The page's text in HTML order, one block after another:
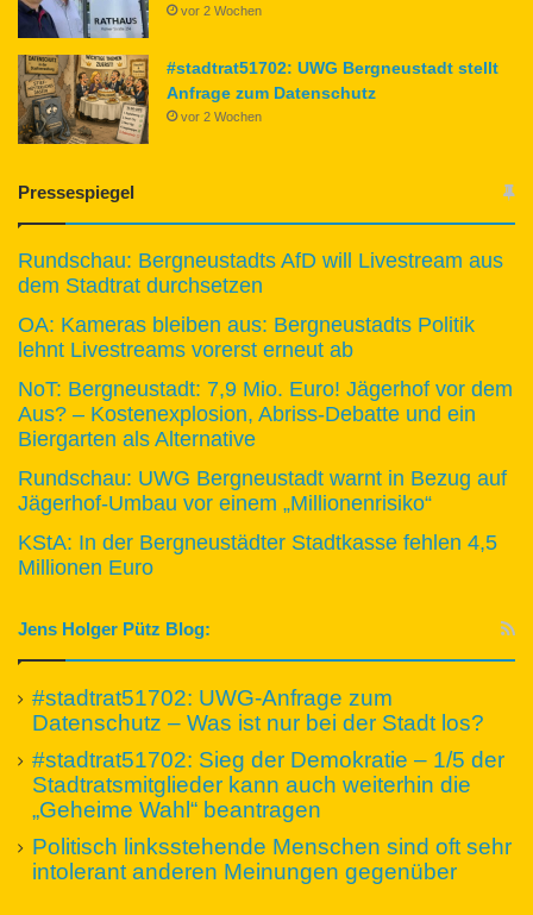
vor 2 Wochen
#stadtrat51702: UWG Bergneustadt stellt
Anfrage zum Datenschutz
vor 2 Wochen
Pressespiegel
Rundschau: Bergneustadts AfD will Livestream aus
dem Stadtrat durchsetzen
OA: Kameras bleiben aus: Bergneustadts Politik
lehnt Livestreams vorerst erneut ab
NoT: Bergneustadt: 7,9 Mio. Euro! Jägerhof vor dem
Aus? – Kostenexplosion, Abriss-Debatte und ein
Biergarten als Alternative
Rundschau: UWG Bergneustadt warnt in Bezug auf
Jägerhof-Umbau vor einem „Millionenrisiko“
KStA: In der Bergneustädter Stadtkasse fehlen 4,5
Millionen Euro
Jens Holger Pütz Blog:
#stadtrat51702: UWG-Anfrage zum
Datenschutz – Was ist nur bei der Stadt los?
#stadtrat51702: Sieg der Demokratie – 1/5 der
Stadtratsmitglieder kann auch weiterhin die
„Geheime Wahl“ beantragen
Politisch linksstehende Menschen sind oft sehr
intolerant anderen Meinungen gegenüber